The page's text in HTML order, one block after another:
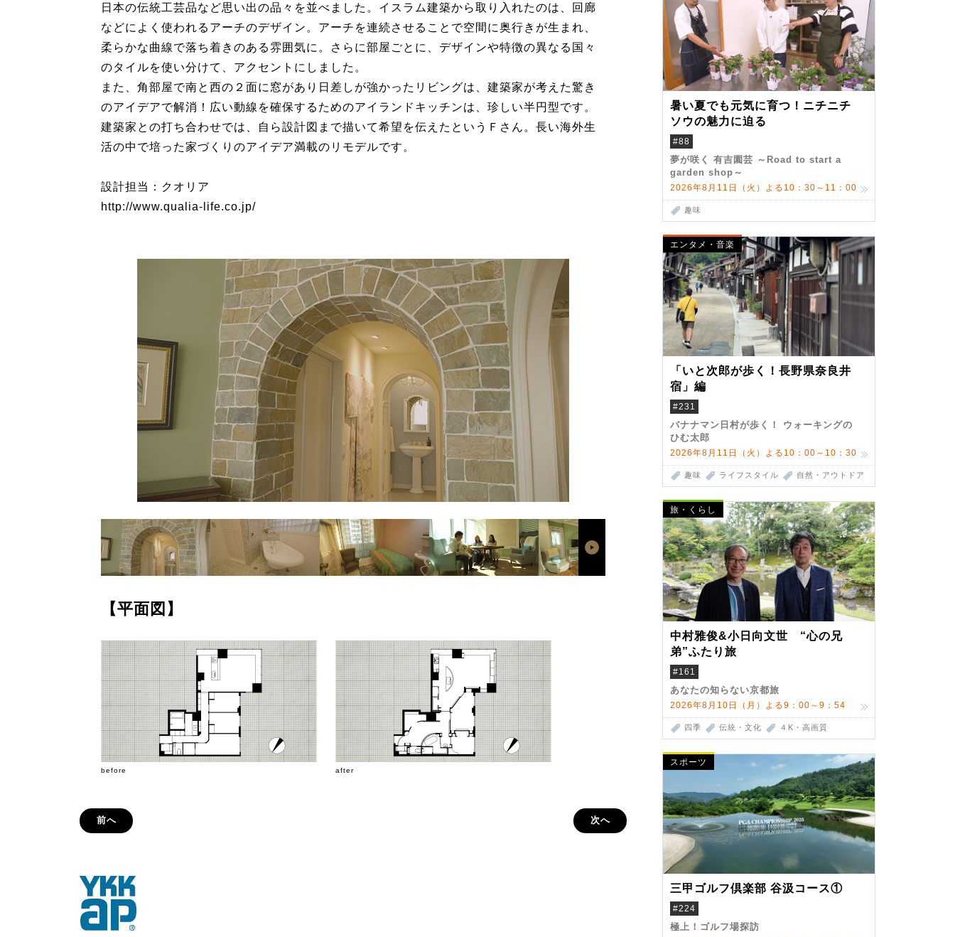
暑い夏でも元気に育つ！ニチニチ
ソウの魅力に迫る
#88
夢が咲く 有吉園芸 ～Road to start a
garden shop～
2026年8月11日（火）よる10：30～11：00
趣味
エンタメ・音楽
「いと次郎が歩く！長野県奈良井
宿」編
#231
バナナマン日村が歩く！ ウォーキングの
ひむ太郎
2026年8月11日（火）よる10：00～10：30
趣味 ライフスタイル 自然・アウトドア
旅・くらし
中村雅俊&小日向文世 “心の兄
弟”ふたり旅
#161
あなたの知らない京都旅
2026年8月10日（月）よる9：00～9：54
四季 伝統・文化 ４K・高画質
スポーツ
三甲ゴルフ倶楽部 谷汲コース①
#224
極上！ゴルフ場探訪
日本の伝統工芸品など思い出の品々を並べました。イスラム建築から取り入れたのは、回廊
などによく使われるアーチのデザイン。アーチを連続させることで空間に奥行きが生まれ、
柔らかな曲線で落ち着きのある雰囲気に。さらに部屋ごとに、デザインや特徴の異なる国々
のタイルを使い分けて、アクセントにしました。
また、角部屋で南と西の２面に窓があり日差しが強かったリビングは、建築家が考えた驚き
のアイデアで解消！広い動線を確保するためのアイランドキッチンは、珍しい半円型です。
建築家との打ち合わせでは、自ら設計図まで描いて希望を伝えたというＦさん。長い海外生
活の中で培った家づくりのアイデア満載のリモデルです。
設計担当：クオリア
http://www.qualia-life.co.jp/
【平面図】
before after
前へ 次へ